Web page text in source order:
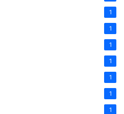
1
1
1
1
1
1
1